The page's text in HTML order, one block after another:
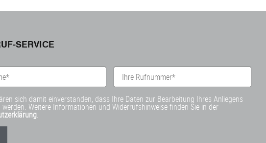
SERVICE
sich damit einverstanden, dass Ihre Daten zur Bearbeitung Ihres Anliegens
werden. Weitere Informationen und Widerrufshinweise finden Sie in der
.